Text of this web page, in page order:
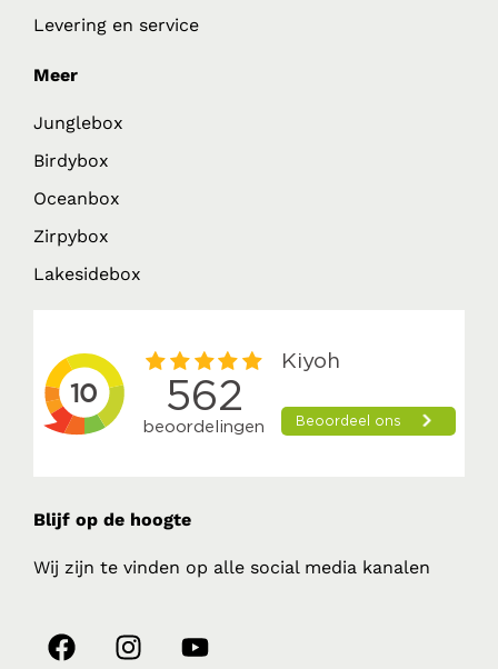
Levering en service
Meer
Junglebox
Birdybox
Oceanbox
Zirpybox
Lakesidebox
Blijf op de hoogte
Wij zijn te vinden op alle social media kanalen